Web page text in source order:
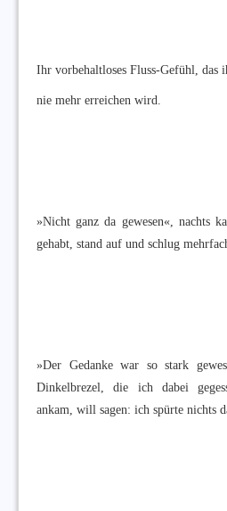
Ihr vorbehaltloses Fluss-Gefühl, das
nie mehr erreichen wird.
»Nicht ganz da gewesen«, nachts
gehabt, stand auf und schlug
»Der Gedanke war so stark
Dinkelbrezel, die ich dabei
ankam, will sagen: ich spürte nichts